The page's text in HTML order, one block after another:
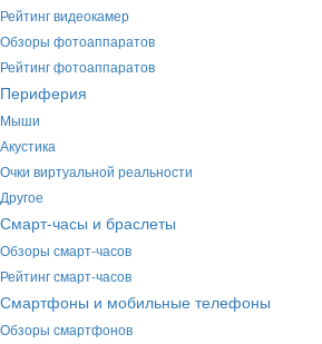
Рейтинг видеокамер
Обзоры фотоаппаратов
Рейтинг фотоаппаратов
Периферия
Мыши
Акустика
Очки виртуальной реальности
Другое
Смарт-часы и браслеты
Обзоры смарт-часов
Рейтинг смарт-часов
Смартфоны и мобильные телефоны
Обзоры смартфонов